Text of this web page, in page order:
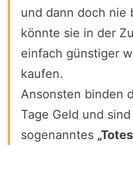
und dann doch nie
könnte sie in der
einfach günstiger
kaufen.
Ansonsten binden
Tage Geld und
sogenanntes